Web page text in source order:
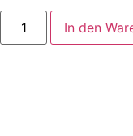
Damen
Shirt
In den